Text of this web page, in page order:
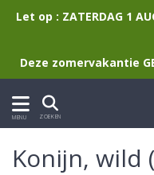
Let op : ZATERDAG 1
Deze zomervakantie
MENU ZOEKEN
Konijn, wild